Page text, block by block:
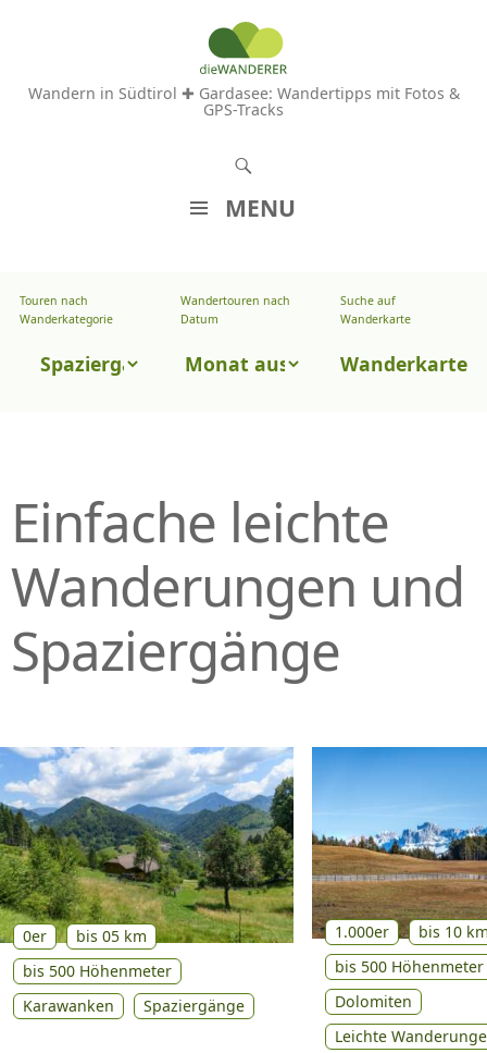
Wandern in Südtirol ✚ Gardasee: Wandertipps mit Fotos &
GPS-Tracks
MENU
M
N
G
N
Touren nach
Wanderkategorie
Touren
Wandertouren nach
Datum
Wandertouren
Datum
Suche auf
Wanderkarte
Wanderkarte
Einfache leichte
Wanderungen und
Spaziergänge
0er
bis 05 km
bis 500 Höhenmeter
Karawanken
Spaziergänge
1.000er
bis 10
bis 500 Höhenmeter
Dolomiten
Leichte